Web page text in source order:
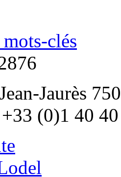
clés
Jaurès
(0)1 40